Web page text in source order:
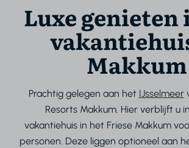
Luxe genieten
Makkum
Prachtig gelegen aan het IJsselmeer
Resorts Makkum. Hier verblijft u
vakantiehuis in het Friese Makkum
personen. Deze liggen optioneel aan